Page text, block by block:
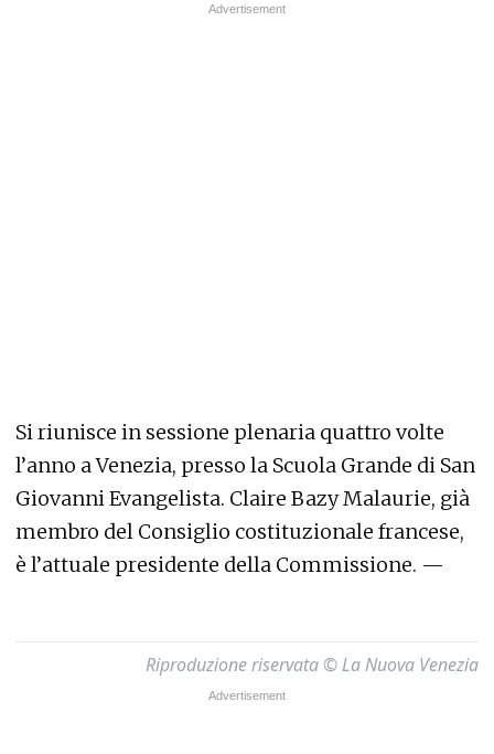
Si riunisce in sessione plenaria quattro volte
l’anno a Venezia, presso la Scuola Grande di San
Giovanni Evangelista. Claire Bazy Malaurie, già
membro del Consiglio costituzionale francese,
è l’attuale presidente della Commissione. —
Riproduzione riservata © La Nuova Venezia